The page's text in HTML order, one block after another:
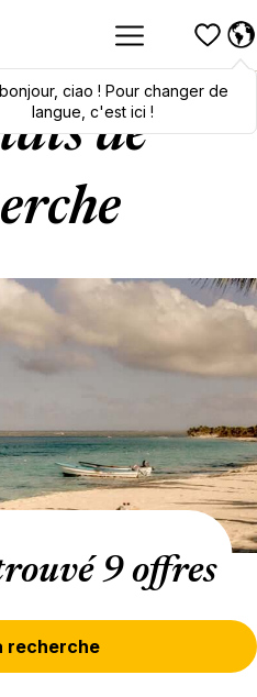
,bonjour,ciao! To switch
languages, click here!
bonjour, ciao ! Pour changer de
langue, c'est ici !
de
9 offres
recherche